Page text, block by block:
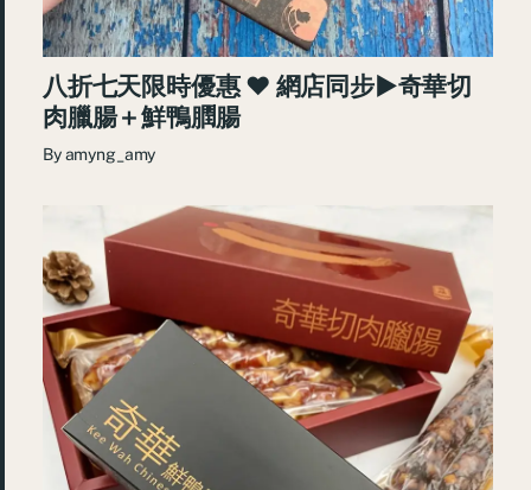
八折七天限時優惠 ♥ 網店同步►奇華切
肉臘腸＋鮮鴨膶腸
Byamyng_amy